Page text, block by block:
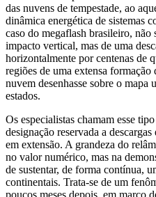
das nuvens de tempestade, ao
dinâmica energética de sistemas
caso do megaflash brasileiro,
impacto vertical, mas de uma
horizontalmente por centenas de
regiões de uma extensa formação
nuvem desenhasse sobre o mapa
estados.
Os especialistas chamam esse
designação reservada a
em extensão. A grandeza do
no valor numérico, mas na
de sustentar, de forma contínua,
continentais. Trata‑se de um
poucos meses depois, em março